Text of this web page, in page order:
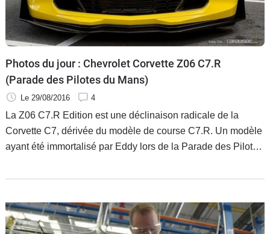
Photos du jour : Chevrolet Corvette Z06 C7.R
(Parade des Pilotes du Mans)
Le 29/08/2016 4
La Z06 C7.R Edition est une déclinaison radicale de la
Corvette C7, dérivée du modèle de course C7.R. Un modèle
ayant été immortalisé par Eddy lors de la Parade des Pilotes